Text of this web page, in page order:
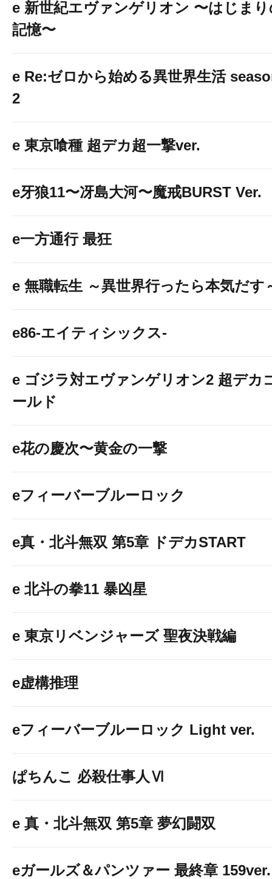
e 新世紀エヴァンゲリオン 〜はじま
記憶〜
e Re:ゼロから始める異世界生活
2
e 東京喰種 超デカ超一撃ver.
e牙狼11〜冴島大河〜魔戒BURST Ver.
e一方通行 最狂
e 無職転生 ～異世界行ったら本気だす
e86-エイティシックス-
e ゴジラ対エヴァンゲリオン2 超デカ
ールド
e花の慶次〜黄金の一撃
eフィーバーブルーロック
e真・北斗無双 第5章 ドデカSTART
e 北斗の拳11 暴凶星
e 東京リベンジャーズ 聖夜決戦編
e虚構推理
eフィーバーブルーロック Light ver.
ぱちんこ 必殺仕事人Ⅵ
e 真・北斗無双 第5章 夢幻闘双
eガールズ＆パンツァー 最終章 159ver.